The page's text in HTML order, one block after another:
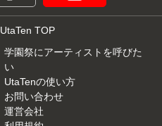
UtaTen TOP
学園祭にアーティストを呼びた
い
UtaTenの使い方
お問い合わせ
運営会社